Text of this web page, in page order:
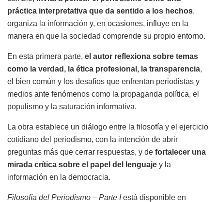
práctica interpretativa que da sentido a los hechos,
organiza la información y, en ocasiones, influye en la
manera en que la sociedad comprende su propio entorno.
En esta primera parte, el autor reflexiona sobre temas
como la verdad, la ética profesional, la transparencia,
el bien común y los desafíos que enfrentan periodistas y
medios ante fenómenos como la propaganda política, el
populismo y la saturación informativa.
La obra establece un diálogo entre la filosofía y el ejercicio
cotidiano del periodismo, con la intención de abrir
preguntas más que cerrar respuestas, y de fortalecer una
mirada crítica sobre el papel del lenguaje y la
información en la democracia.
Filosofía del Periodismo – Parte Iestá disponible en